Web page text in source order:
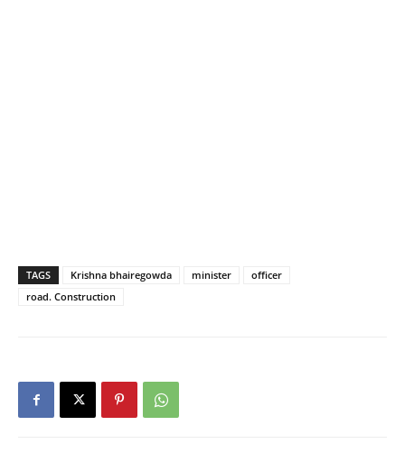
TAGS Krishna bhairegowda minister
officer
road. Construction